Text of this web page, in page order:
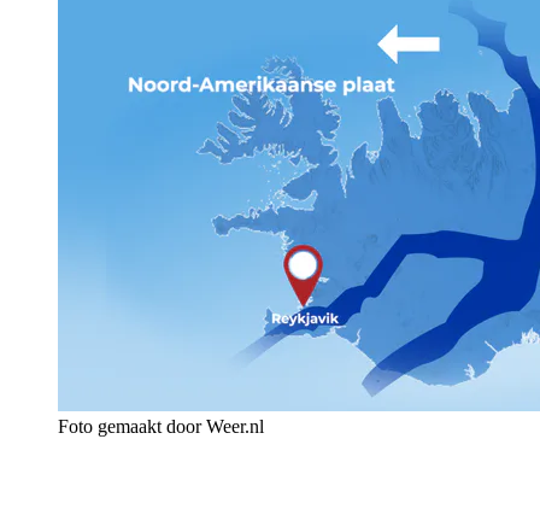
Foto gemaakt door Weer.nl